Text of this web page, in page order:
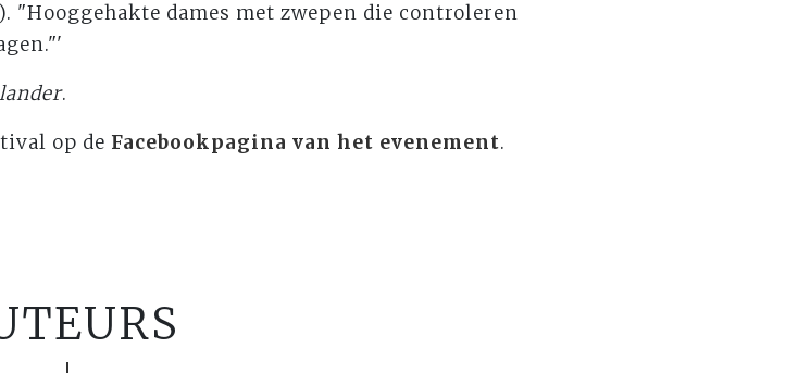
"Hooggehakte dames met zwepen die controleren
.
op de Facebookpagina van het evenement.